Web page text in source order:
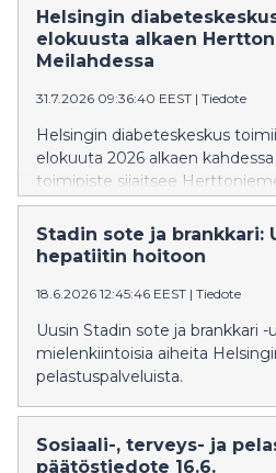
och Nordsjö har upphört.
Helsingin
elokuusta alkaen
Meilahdessa
31.7.2026 09:36:40 EEST | Tiedote
Helsingin diabeteskeskus
elokuuta 2026 alkaen
toimipiste sijaitsee
toimipiste Meilahdessa
Kalasataman ja Vuosaaren
Stadin sote ja brankkari:
hepatiitin hoitoon
18.6.2026 12:45:46 EEST | Tiedote
Uusin Stadin sote ja brankkari
mielenkiintoisia aiheita
pelastuspalveluista.
Sosiaali-, terveys- ja
päätöstiedote 16.6.